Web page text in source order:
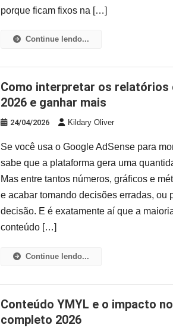
porque ficam fixos na […]
Continue lendo...
Como interpretar os relatórios do AdSense em
2026 e ganhar mais
24/04/2026 Kildary Oliver
Se você usa o Google AdSense para
sabe que a plataforma gera uma
Mas entre tantos números, gráficos e
e acabar tomando decisões erradas, ou
decisão. E é exatamente aí que a
conteúdo […]
Continue lendo...
Conteúdo YMYL e o impacto no AdSense: guia
completo 2026